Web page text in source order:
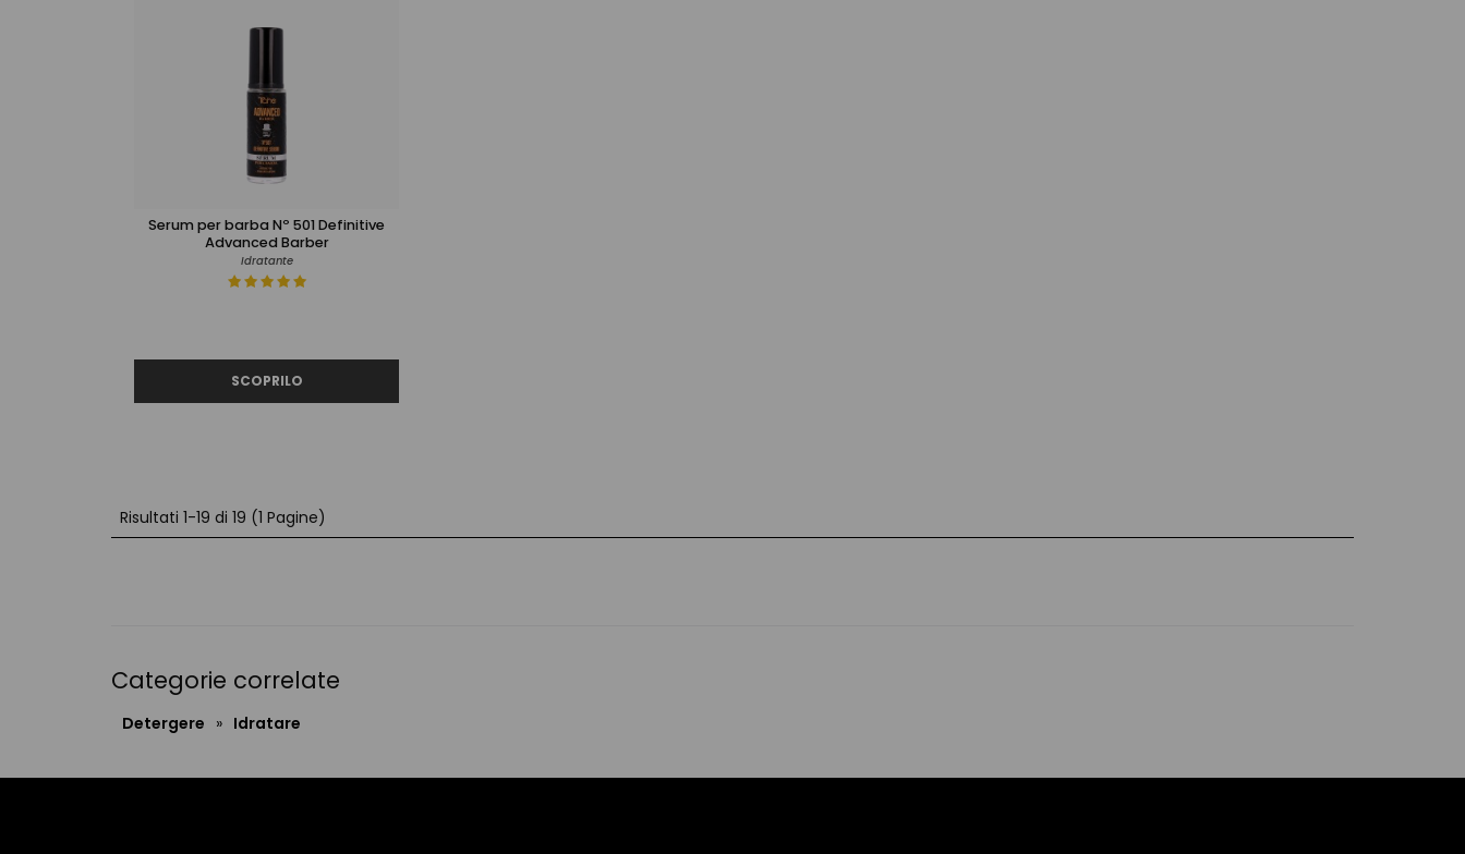
Serum per barba Nº 501 Definitive
Advanced Barber
Idratante
Risultati 1-19 di 19 (1 Pagine)
Categorie correlate
Detergere » Idratare